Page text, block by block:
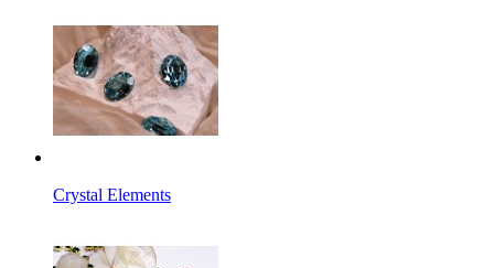
Crystal Elements